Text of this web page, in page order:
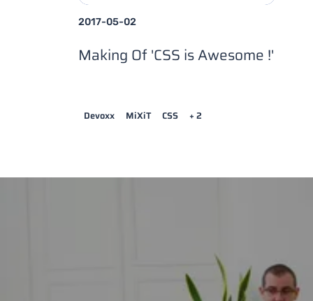
2017-05-02
Making Of 'CSS is Awesome !'
Devoxx MiXiT CSS + 2